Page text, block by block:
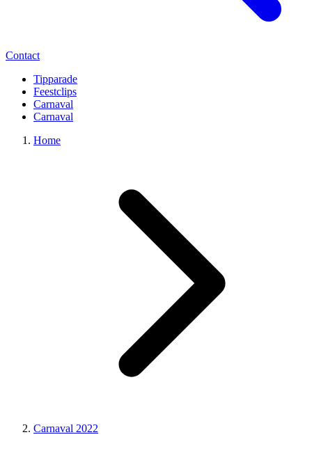
Contact
Tipparade
Feestclips
Carnaval
Carnaval
Home
Carnaval 2022